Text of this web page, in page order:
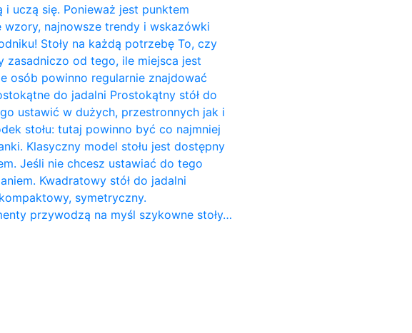
uczą się. Ponieważ jest punktem
najnowsze trendy i wskazówki
Stoły na każdą potrzebę To, czy
zasadniczo od tego, ile miejsca jest
osób powinno regularnie znajdować
do jadalni Prostokątny stół do
ustawić w dużych, przestronnych jak i
stołu: tutaj powinno być co najmniej
Klasyczny model stołu jest dostępny
Jeśli nie chcesz ustawiać do tego
Kwadratowy stół do ​​jadalni
symetryczny.
przywodzą na myśl szykowne stoły…